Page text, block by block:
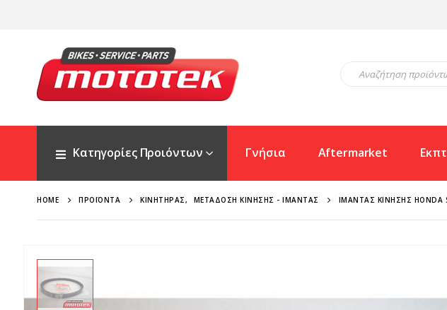
Κατηγορίες Προιόντων Γνήσια Aftermarket
HOME ΠΡΟΪΌΝΤΑ ΚΙΝΗΤΉΡΑΣ, ΜΕΤΆΔΟΣΗ ΚΊΝΗΣΗΣ - ΙΜΆΝΤΑΣ ΙΜΆΝΤΑΣ ΚΊΝΗΣΗΣ HONDA